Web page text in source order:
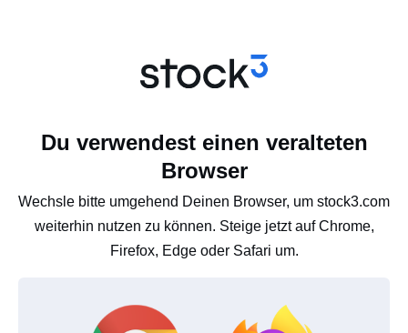
Du verwendest einen veralteten
Browser
Wechsle bitte umgehend Deinen Browser, um stock3.com
weiterhin nutzen zu können. Steige jetzt auf Chrome,
Firefox, Edge oder Safari um.